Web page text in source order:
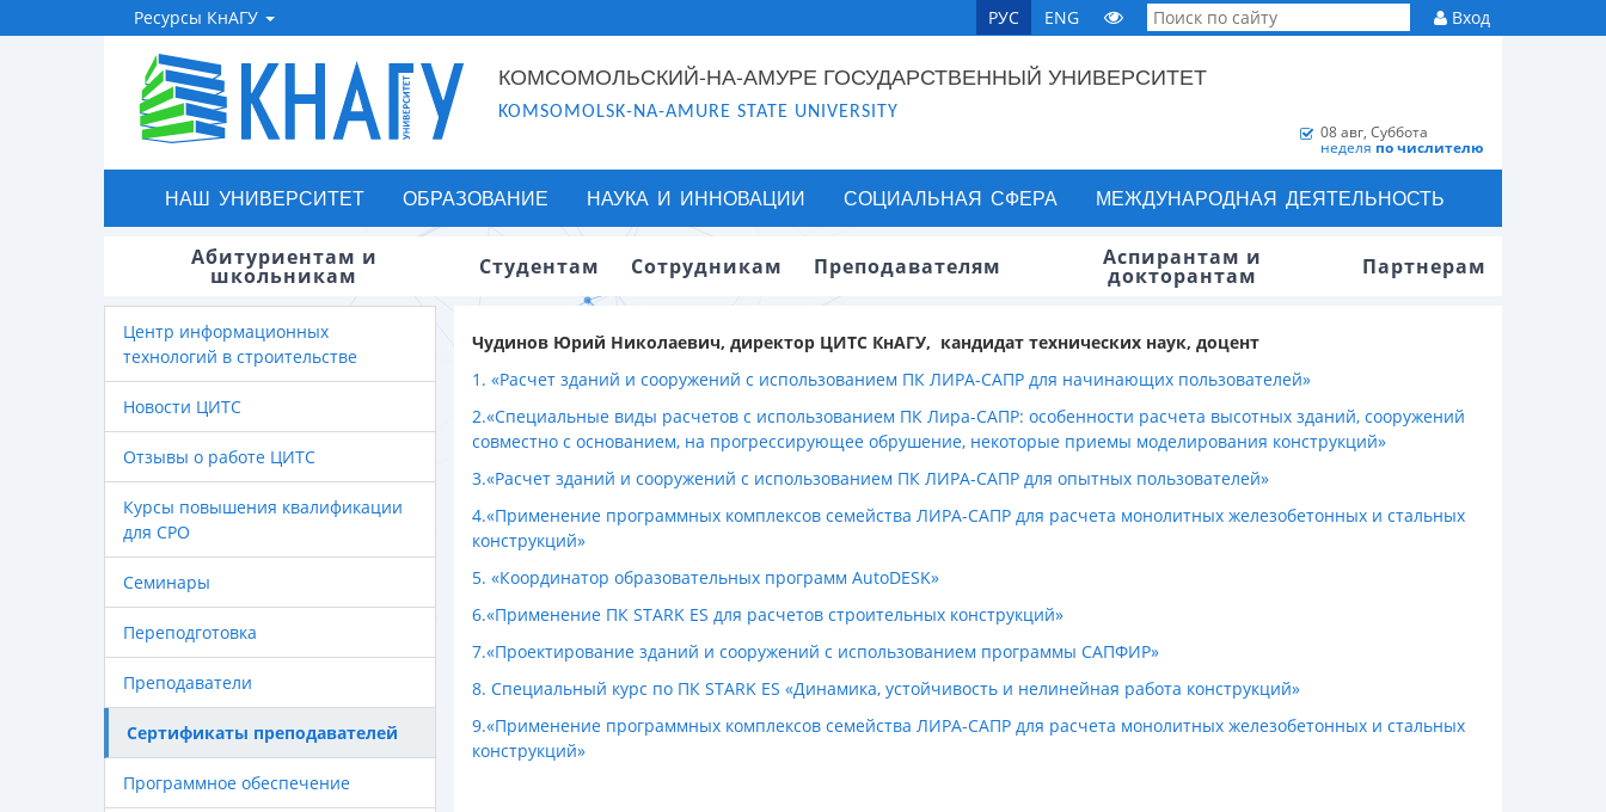
Ресурсы КнАГУ РУС ENG Вход
КОМСОМОЛЬСКИЙ-НА-АМУРЕ ГОСУДАРСТВЕННЫЙ УНИВЕРСИТЕТ
KOMSOMOLSK-NA-AMURE STATE UNIVERSITY
08 авг, Суббота
неделя по числителю
НАШ УНИВЕРСИТЕТ ОБРАЗОВАНИЕ НАУКА И ИННОВАЦИИ СОЦИАЛЬНАЯ СФЕРА МЕЖДУНАРОДНАЯ ДЕЯТЕЛЬНОСТЬ
Абитуриентам и
школьникам Студентам Сотрудникам Преподавателям Аспирантам и
докторантам Партнерам
Центр информационных
технологий в строительстве
Новости ЦИТС
Отзывы о работе ЦИТС
Курсы повышения квалификации
для СРО
Семинары
Переподготовка
Преподаватели
Сертификаты преподавателей
Программное обеспечение
Чудинов Юрий Николаевич, директор ЦИТС КнАГУ, кандидат технических наук, доцент
1. «Расчет зданий и сооружений с использованием ПК ЛИРА-САПР для начинающих пользователей»
2.«Специальные виды расчетов с использованием ПК Лира-САПР: особенности расчета высотных зданий, сооружений
совместно с основанием, на прогрессирующее обрушение, некоторые приемы моделирования конструкций»
3.«Расчет зданий и сооружений с использованием ПК ЛИРА-САПР для опытных пользователей»
4.«Применение программных комплексов семейства ЛИРА-САПР для расчета монолитных железобетонных и стальных
конструкций»
5. «Координатор образовательных программ AutoDESK»
6.«Применение ПК STARK ES для расчетов строительных конструкций»
7.«Проектирование зданий и сооружений с использованием программы САПФИР»
8. Специальный курс по ПК STARK ES «Динамика, устойчивость и нелинейная работа конструкций»
9.«Применение программных комплексов семейства ЛИРА-САПР для расчета монолитных железобетонных и стальных
конструкций»